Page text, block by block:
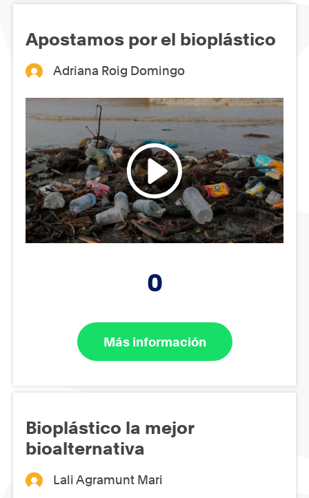
Apostamos por el bioplástico
Adriana Roig Domingo
0
Más información
Bioplástico la mejor
bioalternativa
Lali Agramunt Mari